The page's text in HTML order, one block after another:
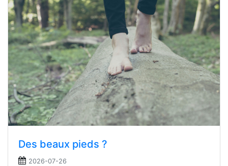
Des beaux pieds ?
2026-07-26